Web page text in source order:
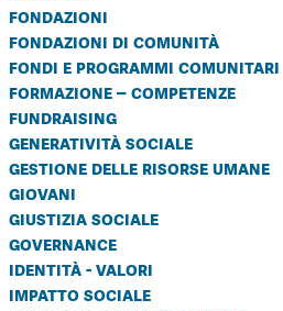
fondazioni
fondazioni di comunità
fondi e programmi comunitari
formazione – competenze
fundraising
generatività sociale
gestione delle risorse umane
giovani
giustizia sociale
governance
identità - valori
impatto sociale